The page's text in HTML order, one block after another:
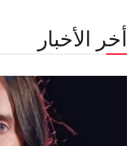
أخر الأخبار